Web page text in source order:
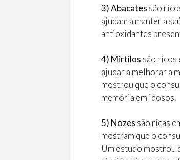
3) Abacates são
ajudam a manter a
antioxidantes
4) Mirtilos são ricos
ajudar a melhorar a
mostrou que o
memória em idosos.
5) Nozes são ricas
mostram que o
Um estudo mostrou